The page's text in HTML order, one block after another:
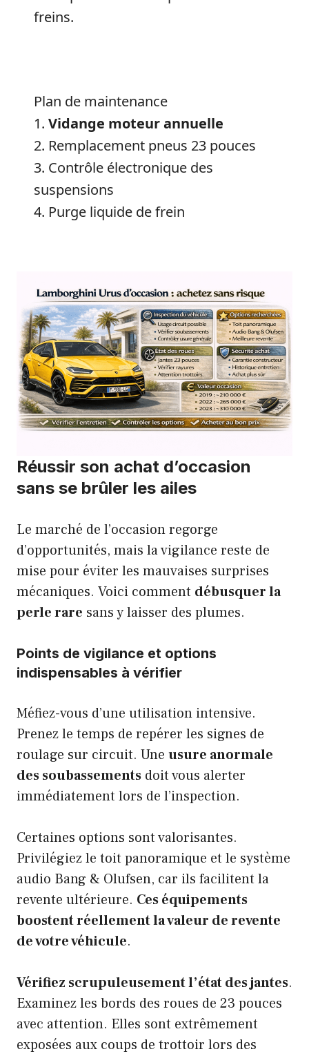
freins.
Plan de maintenance
1. Vidange moteur annuelle
2. Remplacement pneus 23 pouces
3. Contrôle électronique des
suspensions
4. Purge liquide de frein
Réussir son achat d’occasion
sans se brûler les ailes
Le marché de l’occasion regorge
d’opportunités, mais la vigilance reste de
mise pour éviter les mauvaises surprises
mécaniques. Voici comment débusquer la
perle rare sans y laisser des plumes.
Points de vigilance et options
indispensables à vérifier
Méfiez-vous d’une utilisation intensive.
Prenez le temps de repérer les signes de
roulage sur circuit. Une usure anormale
des soubassements doit vous alerter
immédiatement lors de l’inspection.
Certaines options sont valorisantes.
Privilégiez le toit panoramique et le système
audio Bang & Olufsen, car ils facilitent la
revente ultérieure. Ces équipements
boostent réellement la valeur de revente
de votre véhicule.
Vérifiez scrupuleusement l’état des jantes.
Examinez les bords des roues de 23 pouces
avec attention. Elles sont extrêmement
exposées aux coups de trottoir lors des